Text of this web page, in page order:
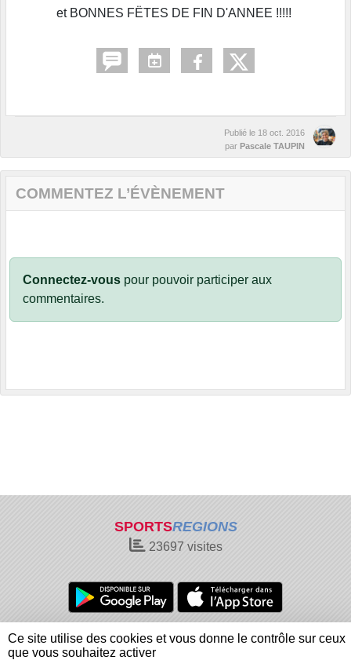
et BONNES FËTES DE FIN D'ANNEE !!!!!
Publié le 18 oct. 2016
par Pascale TAUPIN
COMMENTEZ L’ÉVÈNEMENT
Connectez-vous pour pouvoir participer aux
commentaires.
SPORTSREGIONS
23697 visites
Charte cookies
Gestion des cookies
Informations légales
Signaler un contenu inapproprié
Ce site utilise des cookies et vous donne le contrôle sur ceux
que vous souhaitez activer